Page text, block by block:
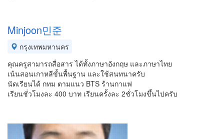
Minjoon민준
กรุงเทพมหานคร
คุณครูสามารถสื่อสาร ได้ทั้งภาษาอังกฤษ และภาษาไทย
เน้นสอนเกาหลีขั้นพื้นฐาน และใช้สนทนาครับ
นัดเรียนได้ กทม ตามแนว BTS ร้านกาแฟ
เรียนชั่วโมงละ 400 บาท เรียนครั้งละ 2ชั่วโมงขึ้นไปครับ